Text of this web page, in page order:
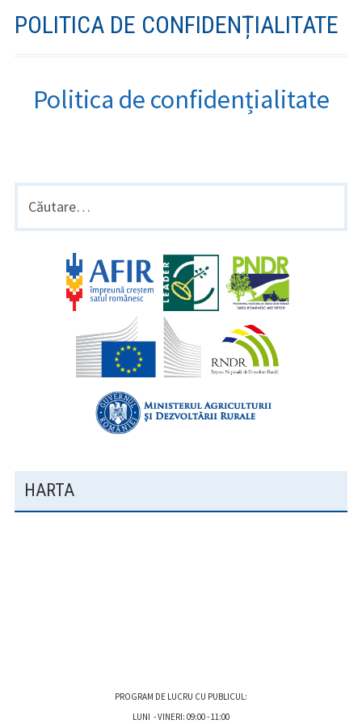
POLITICA DE CONFIDENȚIALITATE
Politica de confidențialitate
BARA
LATERALĂ
PRINCIPALĂ
Caută
după:
HARTA
PROGRAM DE LUCRU CU PUBLICUL:
LUNI - VINERI: 09:00 - 11:00